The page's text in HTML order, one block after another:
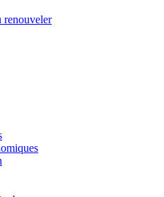
renouveler